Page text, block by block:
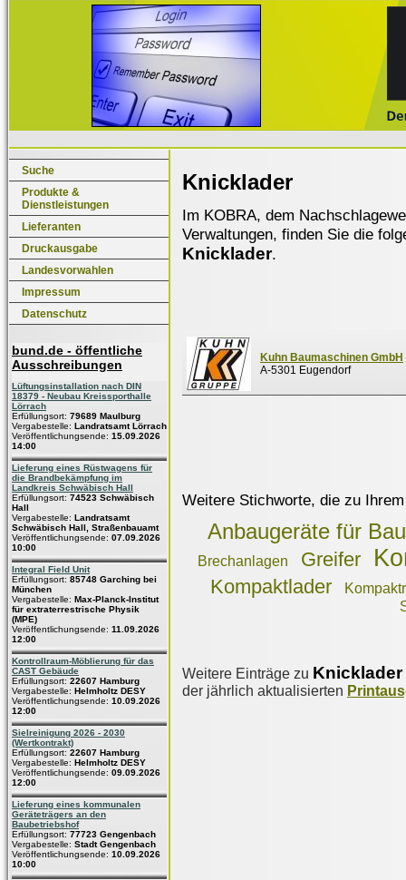
Suche
Produkte &
Dienstleistungen
Lieferanten
Druckausgabe
Landesvorwahlen
Impressum
Datenschutz
bund.de - öffentliche
Ausschreibungen
Lüftungsinstallation nach DIN
18379 - Neubau Kreissporthalle
Lörrach
Erfüllungsort: 79689 Maulburg
Vergabestelle: Landratsamt Lörrach
Veröffentlichungsende: 15.09.2026
14:00
Lieferung eines Rüstwagens für
die Brandbekämpfung im
Landkreis Schwäbisch Hall
Erfüllungsort: 74523 Schwäbisch
Hall
Vergabestelle: Landratsamt
Schwäbisch Hall, Straßenbauamt
Veröffentlichungsende: 07.09.2026
10:00
Integral Field Unit
Erfüllungsort: 85748 Garching bei
München
Vergabestelle: Max-Planck-Institut
für extraterrestrische Physik
(MPE)
Veröffentlichungsende: 11.09.2026
12:00
Kontrollraum-Möblierung für das
CAST Gebäude
Erfüllungsort: 22607 Hamburg
Vergabestelle: Helmholtz DESY
Veröffentlichungsende: 10.09.2026
12:00
Sielreinigung 2026 - 2030
(Wertkontrakt)
Erfüllungsort: 22607 Hamburg
Vergabestelle: Helmholtz DESY
Veröffentlichungsende: 09.09.2026
12:00
Lieferung eines kommunalen
Geräteträgers an den
Baubetriebshof
Erfüllungsort: 77723 Gengenbach
Vergabestelle: Stadt Gengenbach
Veröffentlichungsende: 10.09.2026
10:00
Knicklader
Im KOBRA, dem
Verwaltungen, finden Sie die
Knicklader.
Kuhn Baumaschinen GmbH
A-5301 Eugendorf
Weitere Stichworte, die zu
Anbaugeräte für
Brechanlagen Greifer
Kompaktlader
Weitere Einträge zu Knicklader
der jährlich aktualisierten